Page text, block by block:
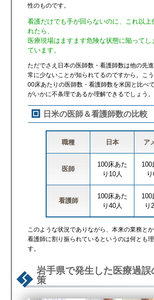
性のものです。
看護だけでも手が回らないのに、これ以上
れたら、
医療現場はますます危険な状態に陥ってし
ています。
ただでさえ日本の医師数・看護師数は他の先
常に少ないことが知られてるのですから。こ
00床あたりの医師数・看護師数を米国と比べ
がいかに不条理であるか理解できるでしょう。
日米の医師＆看護師数の比較
職種 日本 ア
医師
100床あた
り10人
100
看護師
100床あた
り40人
100
り
このような状況でありながら、本来の業務と
看護師に割り振られているというのは何とも
す。
岩手県で発生した医療過誤
策